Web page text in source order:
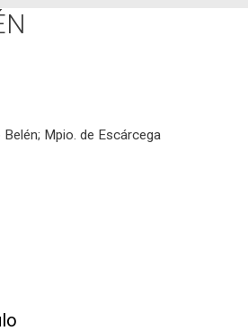
Mpio. de Escárcega